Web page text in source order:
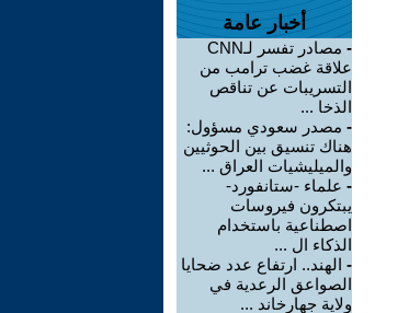
أخبار عامة
-
مصادر تفسر لـCNN
علاقة غضب ترامب من
التسريبات عن تناقص
الذخا ...
- مصدر سعودي مسؤول:
هناك تنسيق بين الحوثيين
والميليشيات العراق ...
- علماء -ستانفورد-
يبتكرون فيروسات
اصطناعية باستخدام
الذكاء ال ...
- الهند.. ارتفاع عدد ضحايا
الصواعق الرعدية في
ولاية جهارخاند ...